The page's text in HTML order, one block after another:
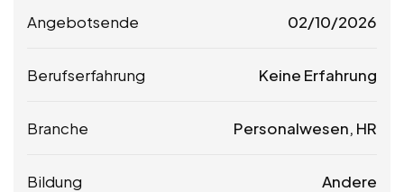
Angebotsende 02/10/2026
Berufserfahrung Keine Erfahrung
Branche Personalwesen, HR
Bildung Andere